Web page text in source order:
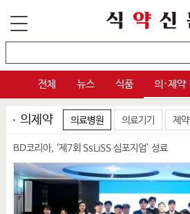
전체 뉴스 식품 의·제약
의제약 의료병원 의료기기 제약
BD코리아, ‘제7회 SsLiSS 심포지엄’ 성료